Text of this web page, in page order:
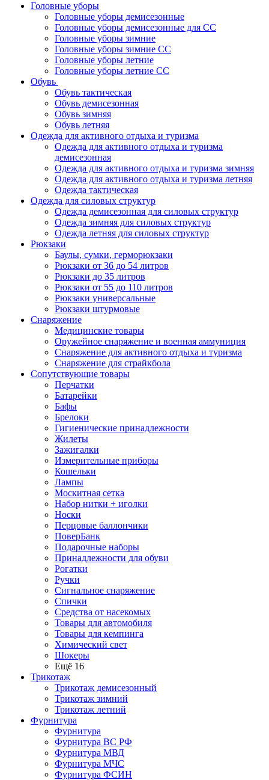
Головные уборы
Головные уборы демисезонные
Головные уборы демисезонные для СС
Головные уборы зимние
Головные уборы зимние СС
Головные уборы летние
Головные уборы летние СС
Обувь
Обувь тактическая
Обувь демисезонная
Обувь зимняя
Обувь летняя
Одежда для активного отдыха и туризма
Одежда для активного отдыха и туризма
демисезонная
Одежда для активного отдыха и туризма зимняя
Одежда для активного отдыха и туризма летняя
Одежда тактическая
Одежда для силовых структур
Одежда демисезонная для силовых структур
Одежда зимняя для силовых структур
Одежда летняя для силовых структур
Рюкзаки
Баулы, сумки, герморюкзаки
Рюкзаки от 36 до 54 литров
Рюкзаки до 35 литров
Рюкзаки от 55 до 110 литров
Рюкзаки универсальные
Рюкзаки штурмовые
Снаряжение
Медицинские товары
Оружейное снаряжение и военная аммуниция
Снаряжение для активного отдыха и туризма
Снаряжение для страйкбола
Сопутствующие товары
Перчатки
Батарейки
Бафы
Брелоки
Гигиенические принадлежности
Жилеты
Зажигалки
Измерительные приборы
Кошельки
Лампы
Москитная сетка
Набор нитки + иголки
Носки
Перцовые баллончики
ПоверБанк
Подарочные наборы
Принадлежности для обуви
Рогатки
Ручки
Сигнальное снаряжение
Спички
Средства от насекомых
Товары для автомобиля
Товары для кемпинга
Химический свет
Шокеры
Ещё 16
Трикотаж
Трикотаж демисезонный
Трикотаж зимний
Трикотаж летний
Фурнитура
Фурнитура
Фурнитура ВС РФ
Фурнитура МВД
Фурнитура МЧС
Фурнитура ФСИН